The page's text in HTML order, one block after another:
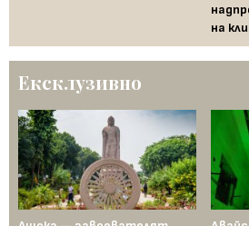
на
Ексклузивно